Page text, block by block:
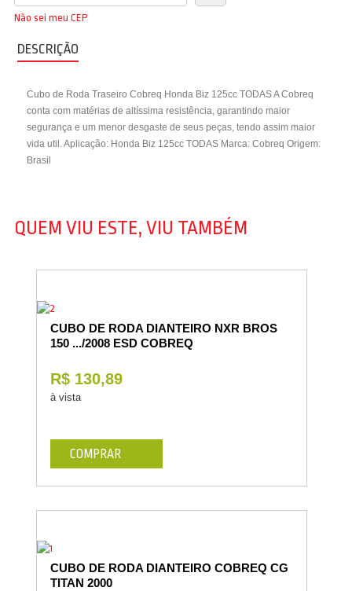
Não sei meu CEP
DESCRIÇÃO
Cubo de Roda Traseiro Cobreq Honda Biz 125cc TODAS A Cobreq
conta com matérias de altíssima resistência, garantindo maior
segurança e um menor desgaste de seus peças, tendo assim maior
vida util. Aplicação: Honda Biz 125cc TODAS Marca: Cobreq Origem:
Brasil
QUEM VIU ESTE, VIU TAMBÉM
CUBO DE RODA DIANTEIRO NXR BROS
150 .../2008 ESD COBREQ
R$ 130,89
à vista
COMPRAR
CUBO DE RODA DIANTEIRO COBREQ CG
TITAN 2000